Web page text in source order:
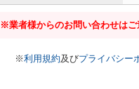
※業者様からのお問い合わせは
※利用規約及びプライバシー